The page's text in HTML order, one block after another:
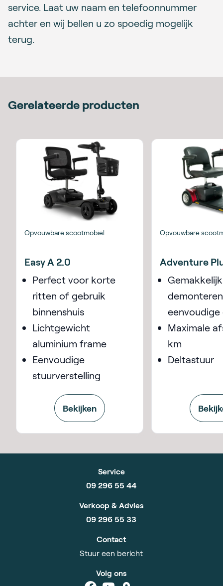
service. Laat uw naam en telefoonnummer
achter en wij bellen u zo spoedig mogelijk
terug.
Gerelateerde producten
Opvouwbare scootmobiel
Easy A 2.0
Perfect voor korte
ritten of gebruik
binnenshuis
Lichtgewicht
aluminium frame
Eenvoudige
stuurverstelling
Bekijken
Opvouwbare
Adventure
eenvoudige
Maximale
km
Deltastuur
Service
09 296 55 44
Verkoop & Advies
09 296 55 33
Contact
Stuur een bericht
Volg ons